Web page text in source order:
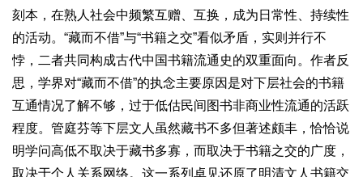
刻本，在熟人社会中频繁互赠、互换，成为日常性、持续性
的活动。“藏而不借”与“书籍之交”看似矛盾，实则并行不
悖，二者共同构成古代中国书籍流通史的双重面向。作者反
思，学界对“藏而不借”的执念主要原因是对下层社会的书籍
互通情况了解不够，过于低估民间图书非商业性流通的活跃
程度。管庭芬等下层文人虽然藏书不多但著述颇丰，恰恰说
明学问高低不取决于藏书多寡，而取决于书籍之交的广度，
取决于个人关系网络。这一系列卓见还原了明清文人书籍交